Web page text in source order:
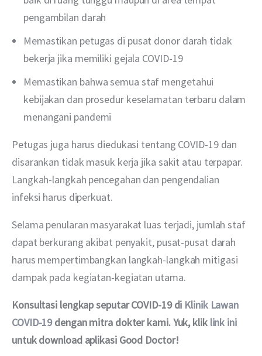
pengambilan darah
Memastikan petugas di pusat donor darah tidak
bekerja jika memiliki gejala COVID-19
Memastikan bahwa semua staf mengetahui
kebijakan dan prosedur keselamatan terbaru dalam
menangani pandemi
Petugas juga harus diedukasi tentang COVID-19 dan
disarankan tidak masuk kerja jika sakit atau terpapar.
Langkah-langkah pencegahan dan pengendalian
infeksi harus diperkuat.
Selama penularan masyarakat luas terjadi, jumlah staf
dapat berkurang akibat penyakit, pusat-pusat darah
harus mempertimbangkan langkah-langkah mitigasi
dampak pada kegiatan-kegiatan utama.
Konsultasi lengkap seputar COVID-19 di Klinik Lawan
COVID-19 dengan mitra dokter kami. Yuk, klik link ini
untuk download aplikasi Good Doctor!